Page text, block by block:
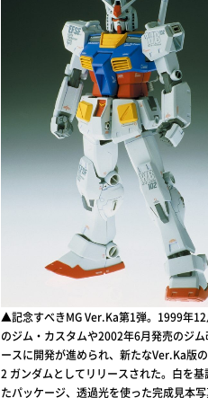
▲記念すべきMG Ver.Ka第1弾。1999年
のジム・カスタムや2002年6月発売のジ
ースに開発が進められ、新たなVer.Ka版
2 ガンダムとしてリリースされた。白を基
たパッケージ、透過光を使った完成見本